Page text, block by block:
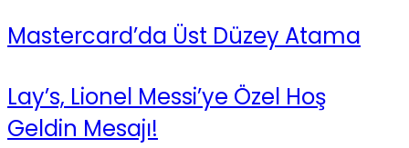
Mastercard’da Üst Düzey Atama
Lay’s, Lionel Messi’ye Özel Hoş
Geldin Mesajı!